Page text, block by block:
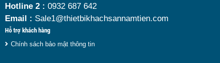
Hotline 2 : 0932 687 642
Email : Sale1@thietbikhachsannamtien.com
Hỗ trợ khách hàng
Chính sách bảo mật thông tin